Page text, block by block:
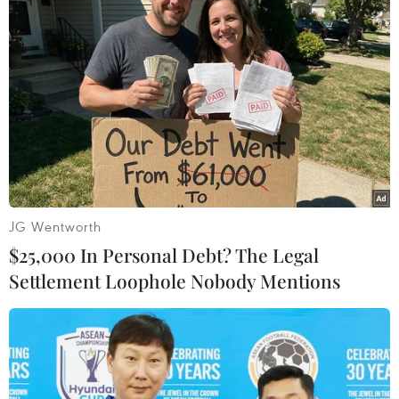
Thêm vào đó, VietinBank đã triển khai thêm
giải pháp bảo mật Soft OTP - là giải pháp tiện
dụng và an toàn nhất hiện nay, phòng tránh
được các giao dịch lừa đảo gian lận dẫn tới mất
tiền của khách hàng. Đặc biệt, nhằm đảm bảo
sự an toàn và tiện ích tối ưu cho chủ thẻ,
VietinBank triển khai dịch vụ bảo hiểm toàn
diện cho các khách hàng đang sử dụng thẻ ghi
nợ nội địa E-Partner với quyền lợi chi trả cao
nhất thị trường.../.
(Vietnam+)
JG Wentworth
$25,000 In Personal Debt? The Legal
Settlement Loophole Nobody Mentions